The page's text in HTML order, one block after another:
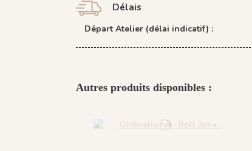
Délais
Départ Atelier (délai indicatif) :
Autres produits disponibles :